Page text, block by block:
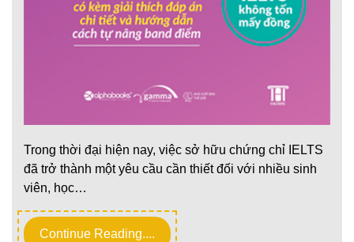
Trong thời đại hiện nay, việc sở hữu chứng chỉ IELTS
đã trở thành một yêu cầu cần thiết đối với nhiều sinh
viên, học…
Continue Reading....